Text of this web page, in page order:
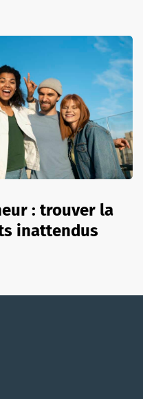
: trouver la
inattendus